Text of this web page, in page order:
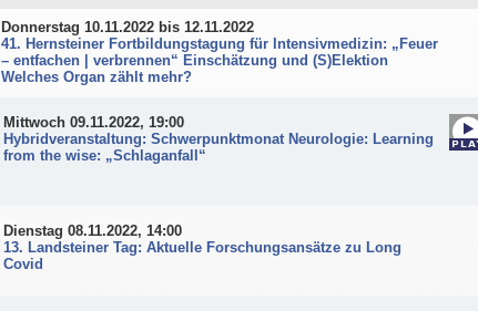
Donnerstag 10.11.2022 bis 12.11.2022
41. Hernsteiner Fortbildungstagung für Intensivmedizin: „Feuer
– entfachen | verbrennen“ Einschätzung und (S)Elektion
Welches Organ zählt mehr?
Mittwoch 09.11.2022, 19:00
Hybridveranstaltung: Schwerpunktmonat Neurologie: Learning
from the wise: „Schlaganfall“
Dienstag 08.11.2022, 14:00
13. Landsteiner Tag: Aktuelle Forschungsansätze zu Long
Covid